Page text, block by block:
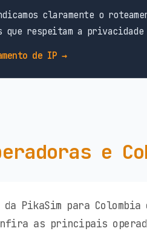
claramente o
respeitam a
de IP →
e
da PikaSim para
as principais